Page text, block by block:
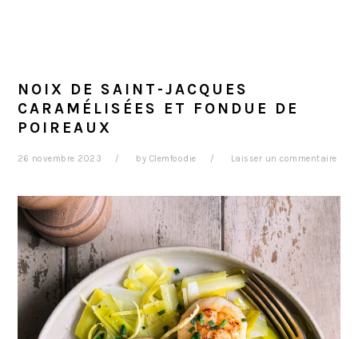
NOIX DE SAINT-JACQUES
CARAMÉLISÉES ET FONDUE DE
POIREAUX
26 novembre 2023 by Clemfoodie Laisser un commentaire